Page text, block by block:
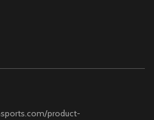
product-